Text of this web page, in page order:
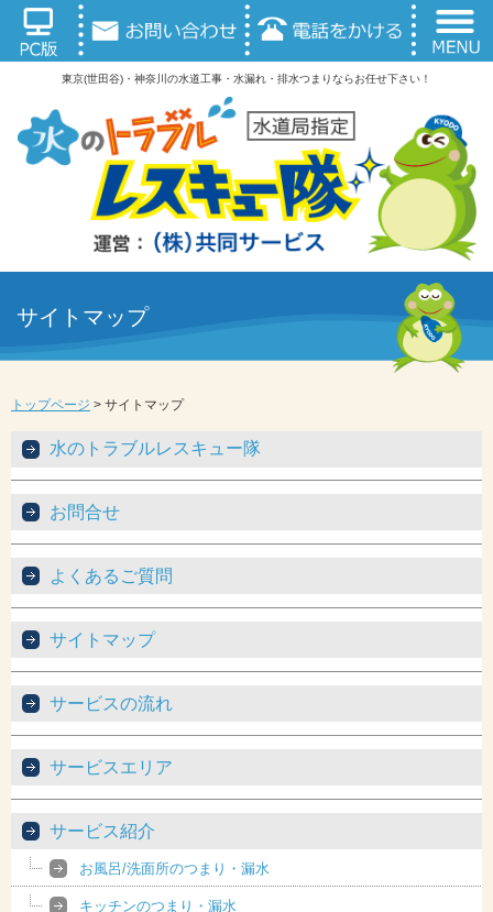
東京(世田谷)・神奈川の水道工事・水漏れ・排水つまりならお任せ下さい！
サイトマップ
トップページ > サイトマップ
水のトラブルレスキュー隊
お問合せ
よくあるご質問
サイトマップ
サービスの流れ
サービスエリア
サービス紹介
お風呂/洗面所のつまり・漏水
キッチンのつまり・漏水